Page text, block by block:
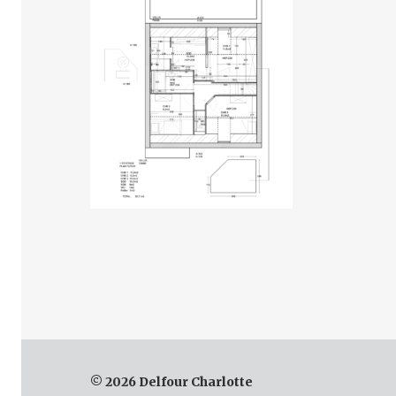
© 2026 Delfour Charlotte